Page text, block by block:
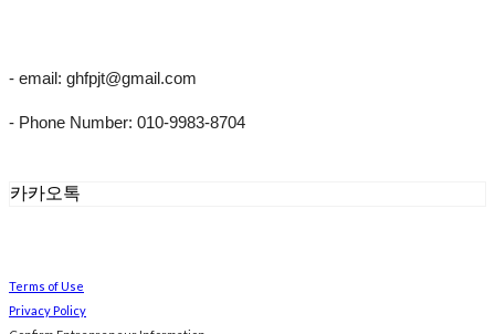
- email: ghfpjt@gmail.com
- Phone Number: 010-9983-8704
카카오톡
Terms of Use
Privacy Policy